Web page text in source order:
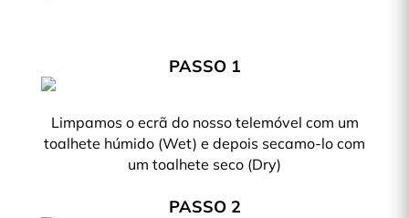
PASSO 1
Limpamos o ecrã do nosso telemóvel com um
toalhete húmido (Wet) e depois secamo-lo com
um toalhete seco (Dry)
PASSO 2